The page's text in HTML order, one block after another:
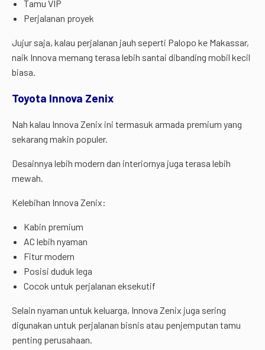
Tamu VIP
Perjalanan proyek
Jujur saja, kalau perjalanan jauh seperti Palopo ke Makassar,
naik Innova memang terasa lebih santai dibanding mobil kecil
biasa.
Toyota Innova Zenix
Nah kalau Innova Zenix ini termasuk armada premium yang
sekarang makin populer.
Desainnya lebih modern dan interiornya juga terasa lebih
mewah.
Kelebihan Innova Zenix:
Kabin premium
AC lebih nyaman
Fitur modern
Posisi duduk lega
Cocok untuk perjalanan eksekutif
Selain nyaman untuk keluarga, Innova Zenix juga sering
digunakan untuk perjalanan bisnis atau penjemputan tamu
penting perusahaan.